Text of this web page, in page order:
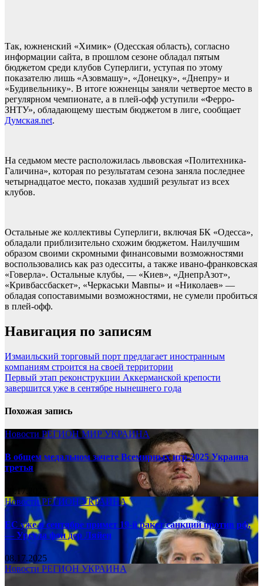
Так, южненский «Химик» (Одесская область), согласно
информации сайта, в прошлом сезоне обладал пятым
бюджетом среди клубов Суперлиги, уступая по этому
показателю лишь «Азовмашу», «Донецку», «Днепру» и
«Будивельнику». В итоге южненцы заняли четвертое место в
регулярном чемпионате, а в плей-офф уступили «Ферро-
ЗНТУ», обладающему шестым бюджетом в лиге, сообщает
Думская.net.
На седьмом месте расположилась львовская «Политехника-
Галичина», которая по результатам сезона заняла последнее
четырнадцатое место, показав худший результат из всех
клубов.
Остальные же коллективы Суперлиги, включая БК «Одесса»,
обладали приблизительно схожим бюджетом. Наилучшим
образом своими скромными финансовыми возможностями
воспользовались как раз одесситы, а также ивано-франковская
«Говерла». Остальные клубы, — «Киев», «ДнепрАзот»,
«Кривбассбаскет», «Черкаськи Мавпы» и «Николаев» —
обладая сопоставимыми возможностями, не сумели пробиться
в плей-офф.
Навигация по записям
Измаильский торговый порт предлагает иностранным
компаниям строится на своей территории
Первый этап реконструкции Аккерманской крепости
завершится уже в сентябре нынешнего года
Похожая запись
Новости РЕГИОНМИР УКРАИНА
В общем медальном зачете Всемирных игр-2025 Украина
третья
08.17.2025
НовостиРЕГИОНУКРАИНА
ЕС уже в сентябре примет 19-й ракет санкций против рф,
— Урсула фон дер Ляйен
08.17.2025
Новости РЕГИОН УКРАИНА